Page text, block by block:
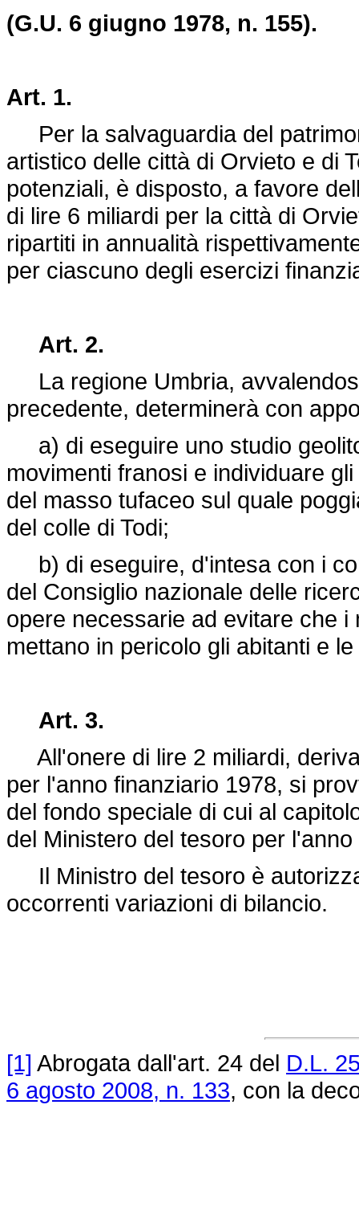
(G.U. 6 giugno 1978, n. 155).
Art. 1.
Per la salvaguardia del
artistico delle città di Orvieto e di
potenziali, è disposto, a favore
di lire 6 miliardi per la città di
ripartiti in annualità
per ciascuno degli esercizi
Art. 2.
La regione Umbria,
precedente, determinerà con
a) di eseguire uno studio
movimenti franosi e individuare
del masso tufaceo sul quale
del colle di Todi;
b) di eseguire, d'intesa con i
del Consiglio nazionale delle
opere necessarie ad evitare che
mettano in pericolo gli abitanti e
Art. 3.
All'onere di lire 2 miliardi,
per l'anno finanziario 1978, si
del fondo speciale di cui al
del Ministero del tesoro per
Il Ministro del tesoro è
occorrenti variazioni di bilancio.
[1] Abrogata dall'art. 24 del D.L.
6 agosto 2008, n. 133, con la